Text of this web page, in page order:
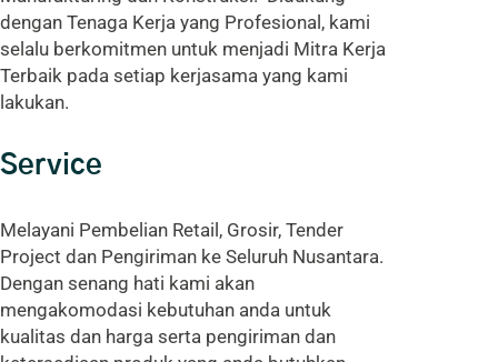
dengan Tenaga Kerja yang Profesional, kami
selalu berkomitmen untuk menjadi Mitra Kerja
Terbaik pada setiap kerjasama yang kami
lakukan.
Service
Melayani Pembelian Retail, Grosir, Tender
Project dan Pengiriman ke Seluruh Nusantara.
Dengan senang hati kami akan
mengakomodasi kebutuhan anda untuk
kualitas dan harga serta pengiriman dan